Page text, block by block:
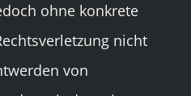
ohne konkrete
nicht
von